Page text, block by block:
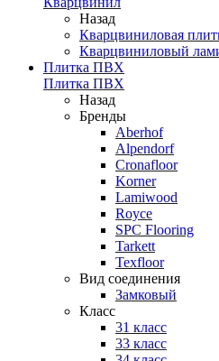
Назад
Кварцвиниловая
Кварцвиниловый
Плитка ПВХ
Плитка ПВХ
Назад
Бренды
Aberhof
Alpendorf
Cronafloor
Korner
Lamiwood
Royce
SPC Flooring
Tarkett
Texfloor
Вид соединения
Замковый
Класс
31 класс
33 класс